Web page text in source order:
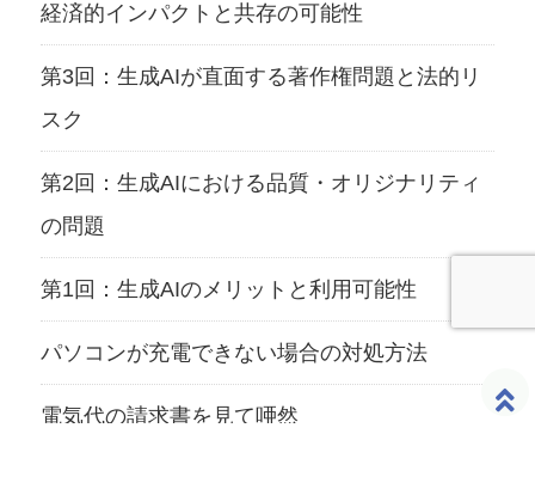
経済的インパクトと共存の可能性
第3回：生成AIが直面する著作権問題と法的リ
スク
第2回：生成AIにおける品質・オリジナリティ
の問題
第1回：生成AIのメリットと利用可能性
パソコンが充電できない場合の対処方法
電気代の請求書を見て唖然